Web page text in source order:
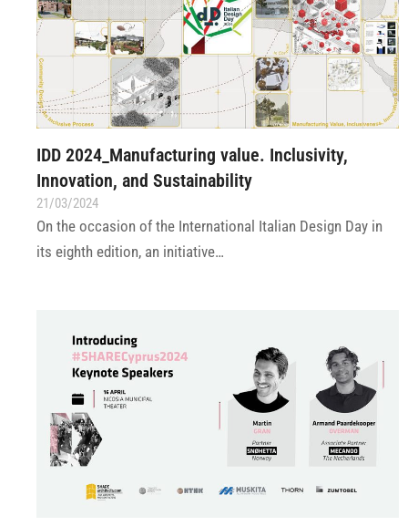
IDD 2024_Manufacturing value. Inclusivity,
Innovation, and Sustainability
21/03/2024
On the occasion of the International Italian Design Day in
its eighth edition, an initiative…